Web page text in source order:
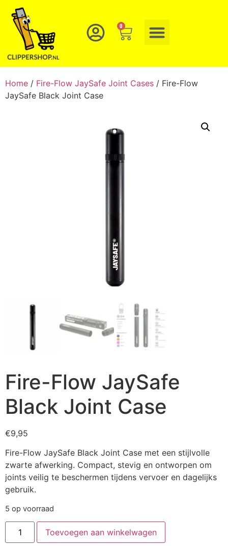
0
Home / Fire-Flow JaySafe Joint Cases / Fire-Flow
JaySafe Black Joint Case
Fire-Flow JaySafe
Black Joint Case
€9,95
Fire-Flow JaySafe Black Joint Case met een stijlvolle
zwarte afwerking. Compact, stevig en ontworpen om
joints veilig te beschermen tijdens vervoer en dagelijks
gebruik.
5 op voorraad
Toevoegen aan winkelwagen